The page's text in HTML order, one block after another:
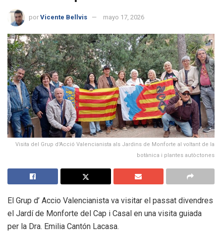
por Vicente Bellvis mayo 17, 2026
Visita del Grup d'Acció Valencianista als Jardins de Monforte al voltant de la
botànica i plantes autòctones
El Grup d’ Accio Valencianista va visitar el passat divendres
el Jardí de Monforte del Cap i Casal en una visita guiada
per la Dra. Emilia Cantón Lacasa.